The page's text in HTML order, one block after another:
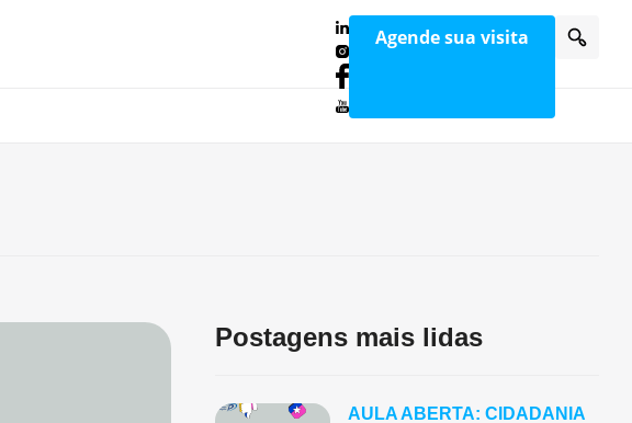
Agende sua visita
Postagens mais lidas
AULA ABERTA: CIDADANIA